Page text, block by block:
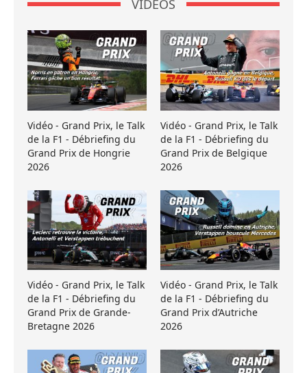
VIDÉOS
Vidéo - Grand Prix, le Talk
de la F1 - Débriefing du
Grand Prix de Hongrie
2026
Vidéo - Grand Prix, le Talk
de la F1 - Débriefing du
Grand Prix de Belgique
2026
Vidéo - Grand Prix, le Talk
de la F1 - Débriefing du
Grand Prix de Grande-
Bretagne 2026
Vidéo - Grand Prix, le Talk
de la F1 - Débriefing du
Grand Prix d’Autriche
2026